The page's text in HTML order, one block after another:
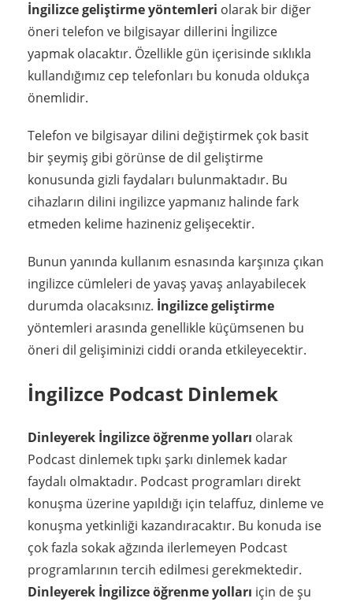
İngilizce geliştirme yöntemleri olarak bir diğer
öneri telefon ve bilgisayar dillerini İngilizce
yapmak olacaktır. Özellikle gün içerisinde sıklıkla
kullandığımız cep telefonları bu konuda oldukça
önemlidir.
Telefon ve bilgisayar dilini değiştirmek çok basit
bir şeymiş gibi görünse de dil geliştirme
konusunda gizli faydaları bulunmaktadır. Bu
cihazların dilini ingilizce yapmanız halinde fark
etmeden kelime hazineniz gelişecektir.
Bunun yanında kullanım esnasında karşınıza çıkan
ingilizce cümleleri de yavaş yavaş anlayabilecek
durumda olacaksınız. İngilizce geliştirme
yöntemleri arasında genellikle küçümsenen bu
öneri dil gelişiminizi ciddi oranda etkileyecektir.
İngilizce Podcast Dinlemek
Dinleyerek İngilizce öğrenme yolları olarak
Podcast dinlemek tıpkı şarkı dinlemek kadar
faydalı olmaktadır. Podcast programları direkt
konuşma üzerine yapıldığı için telaffuz, dinleme ve
konuşma yetkinliği kazandıracaktır. Bu konuda ise
çok fazla sokak ağzında ilerlemeyen Podcast
programlarının tercih edilmesi gerekmektedir.
Dinleyerek İngilizce öğrenme yolları için de şu